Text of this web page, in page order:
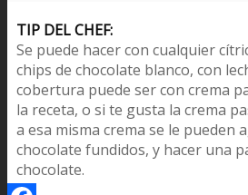
TIP DEL CHEF:
Se puede hacer con cualquier
chips de chocolate blanco, con
cobertura puede ser con crema
la receta, o si te gusta la crema
a esa misma crema se le pueden
chocolate fundidos, y hacer una
chocolate.